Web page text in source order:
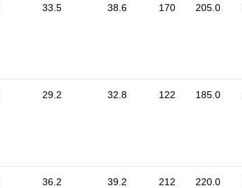
33.5 38.6 170 205.0
29.2 32.8 122 185.0
36.2 39.2 212 220.0